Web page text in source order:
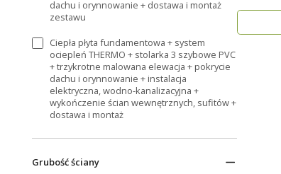
dachu i orynnowanie + dostawa i montaż
zestawu
Ciepła płyta fundamentowa + system
ociepleń THERMO + stolarka 3 szybowe PVC
+ trzykrotne malowana elewacja + pokrycie
dachu i orynnowanie + instalacja
elektryczna, wodno-kanalizacyjna +
wykończenie ścian wewnętrznych, sufitów +
dostawa i montaż
Grubość ściany